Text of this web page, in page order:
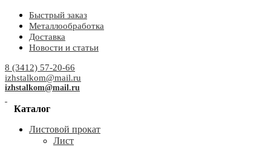
Быстрый заказ
Металлообработка
Доставка
Новости и статьи
8 (3412) 57-20-66
izhstalkom@mail.ru
izhstalkom@mail.ru
Каталог
Листовой прокат
Лист